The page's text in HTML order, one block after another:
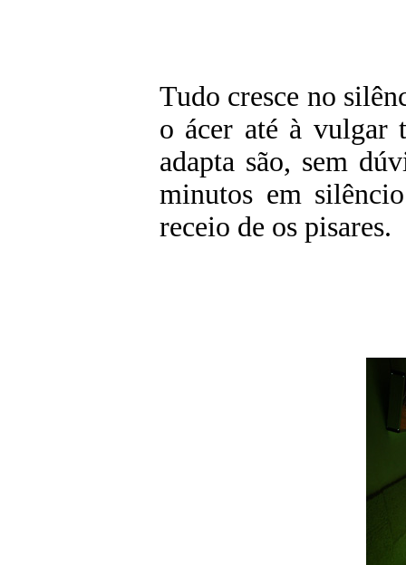
Tudo cresce no
o ácer até à vulgar
adapta são, sem
minutos em
receio de os pisares.